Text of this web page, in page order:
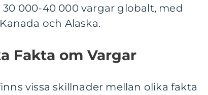
000-40 000 vargar globalt, med
och Alaska.
Fakta om Vargar
vissa skillnader mellan olika fakta